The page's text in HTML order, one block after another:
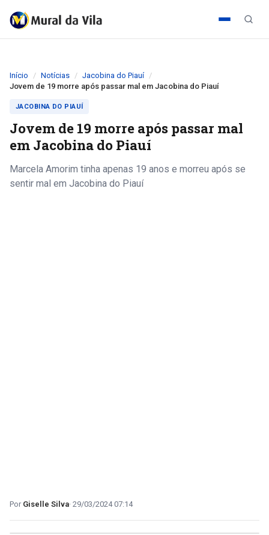
Início Notícias
Jacobina do Piauí
Jovem de 19 morre após passar mal em Jacobina do Piauí
JACOBINA DO PIAUÍ
Jovem de 19 morre após passar mal
em Jacobina do Piauí
Marcela Amorim tinha apenas 19 anos e morreu após se
sentir mal em Jacobina do Piauí
Giselle Silva 29/03/2024 07:14